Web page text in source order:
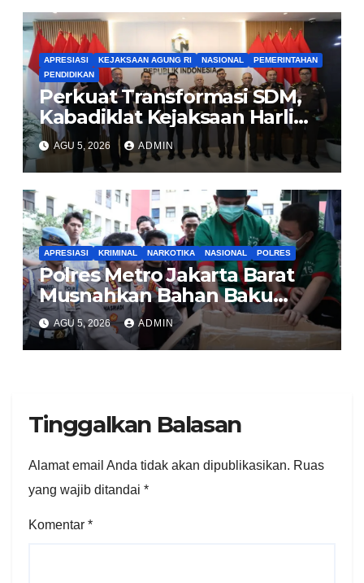
APRESIASI KEJAKSAAN AGUNG RI NASIONAL
PEMERINTAHAN
PENDIDIKAN
Perkuat Transformasi SDM,
Kabadiklat Kejaksaan Harli
Siregar Jalin Sinergi dengan
LAN RI
AGU 5, 2026 ADMIN
APRESIASI KRIMINAL NARKOTIKA NASIONAL POLRES
Polres Metro Jakarta Barat
Musnahkan Bahan Baku
Narkotika 1,1 Ton
Carisoprodol, Selamatkan 3,5
Juta Jiwa
AGU 5, 2026 ADMIN
Tinggalkan Balasan
Alamat email Anda tidak akan dipublikasikan. Ruas
yang wajib ditandai *
Komentar *